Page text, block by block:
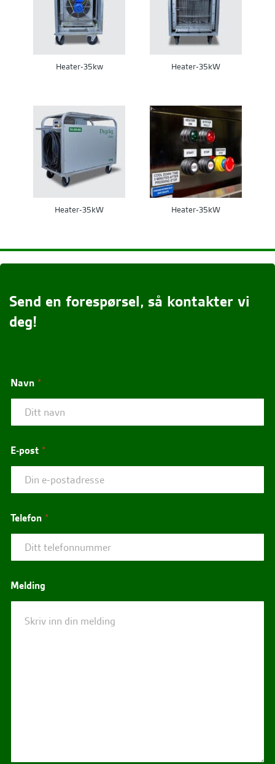
Heater-35kw Heater-35kW
Heater-35kW Heater-35kW
Send en forespørsel, så kontakter vi
deg!
Navn *
E-post *
Telefon *
Melding